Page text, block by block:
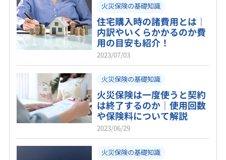
火災保険の基礎知識
住宅購入時の諸費用とは｜
内訳やいくらかかるのか費
用の目安も紹介！
2023/07/03
火災保険の基礎知識
火災保険は一度使うと契約
は終了するのか｜使用回数
や保険料について解説
2023/06/29
火災保険の基礎知識